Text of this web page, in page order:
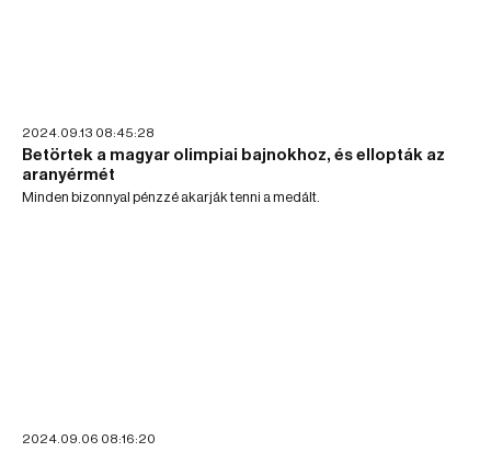
2024.09.13 08:45:28
Betörtek a magyar olimpiai bajnokhoz, és ellopták az
aranyérmét
Minden bizonnyal pénzzé akarják tenni a medált.
2024.09.06 08:16:20